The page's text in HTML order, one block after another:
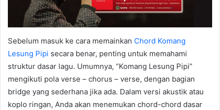
Sebelum masuk ke cara memainkan Chord Komang
Lesung Pipi secara benar, penting untuk memahami
struktur dasar lagu. Umumnya, “Komang Lesung Pipi”
mengikuti pola verse – chorus – verse, dengan bagian
bridge yang sederhana jika ada. Dalam versi akustik atau
koplo ringan, Anda akan menemukan chord-chord dasar